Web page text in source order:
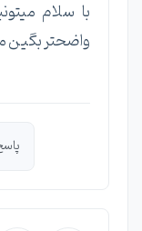
با سلام
واضحتر
پاسخ در